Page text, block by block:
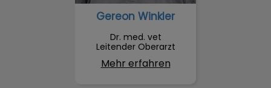
Gereon Winkler
Dr. med. vet
Leitender Oberarzt
Mehr erfahren